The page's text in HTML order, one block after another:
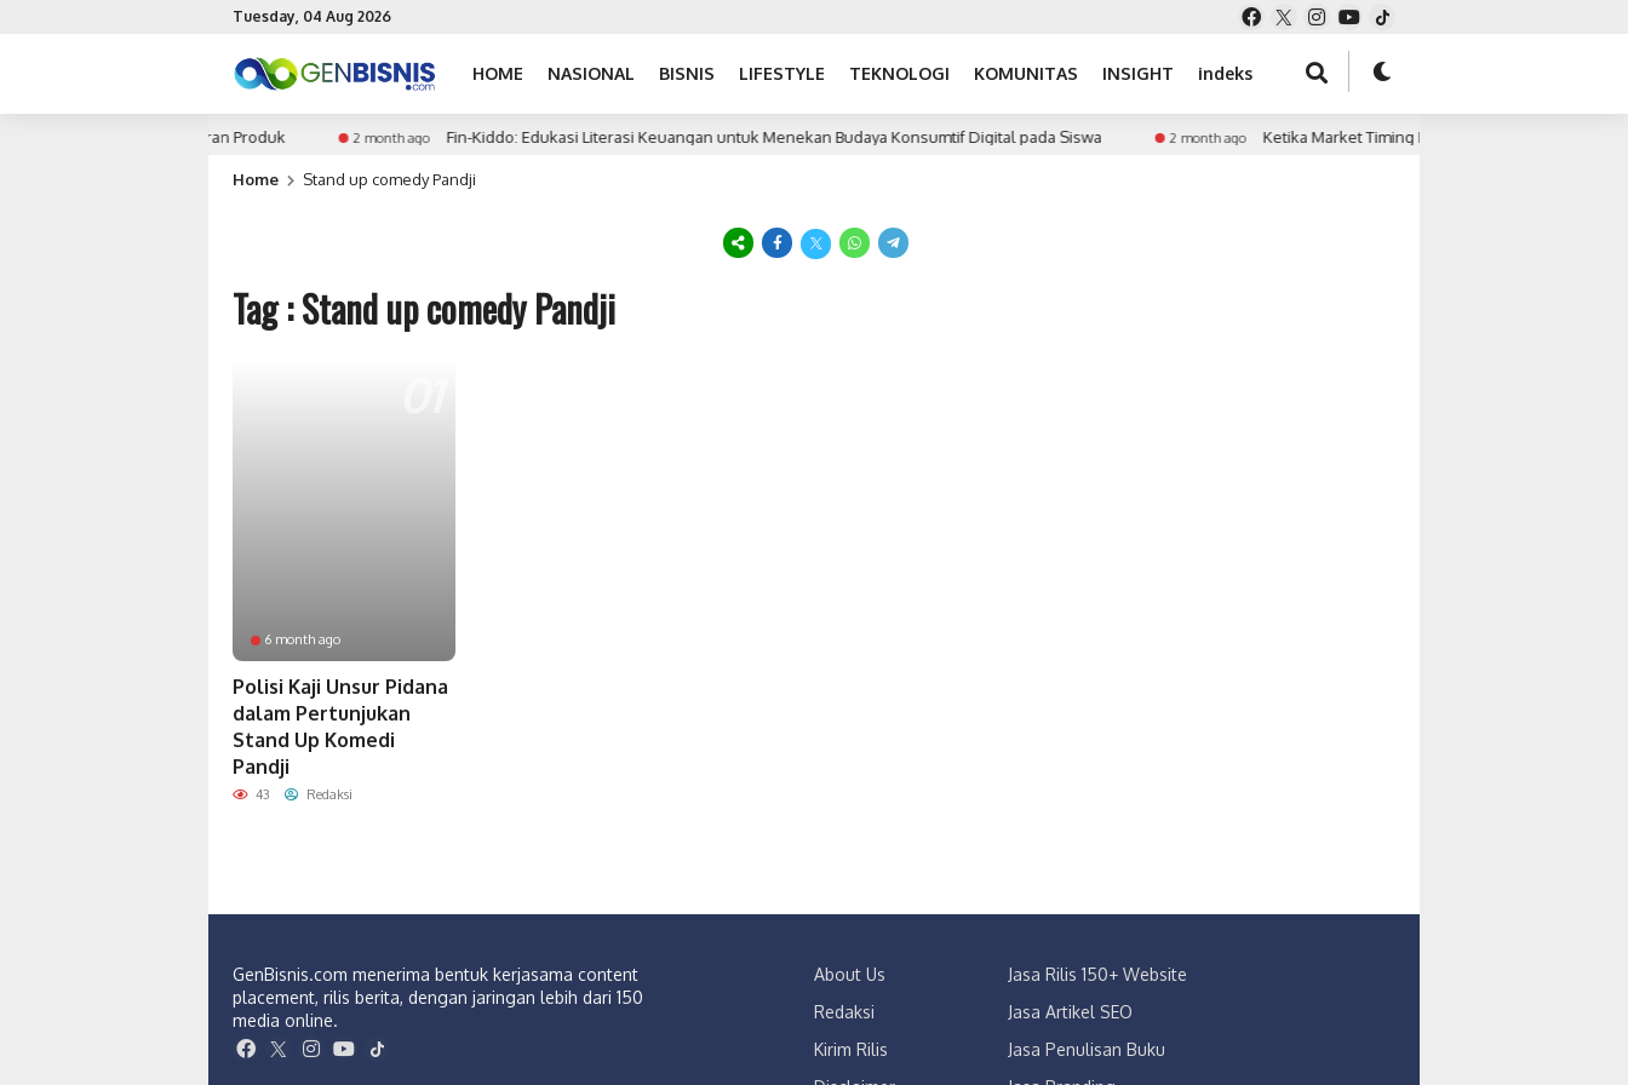
Tuesday, 04 Aug 2026
HOME NASIONAL BISNIS LIFESTYLE TEKNOLOGI KOMUNITAS INSIGHT indeks
Waktu Peluncuran Produk 2 month ago Fin-Kiddo: Edukasi Literasi Keuangan untuk Menekan Budaya Konsumtif Digital pada Siswa 2 month ago Ketika Market Timing Bertemu Tekanan Keuangan
Home Stand up comedy Pandji
Tag : Stand up comedy Pandji
6 month ago
Polisi Kaji Unsur Pidana
dalam Pertunjukan
Stand Up Komedi
Pandji
43 Redaksi
About Us
Redaksi
Kirim Rilis
Jasa Rilis 150+ Website
Jasa Artikel SEO
Jasa Penulisan Buku
GenBisnis.com menerima bentuk kerjasama content
placement, rilis berita, dengan jaringan lebih dari 150
media online.